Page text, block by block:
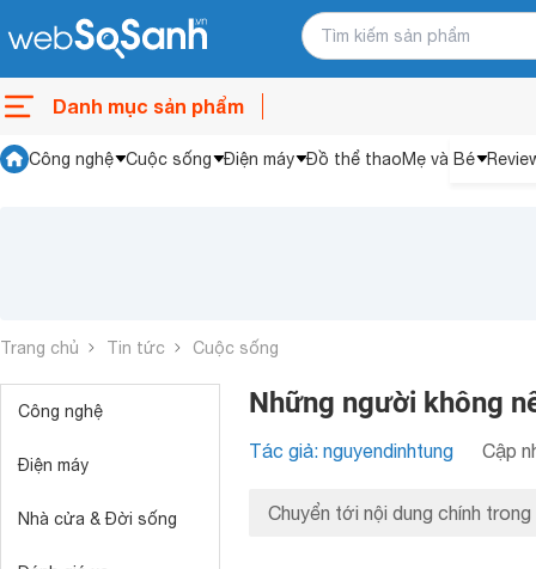
Danh mục sản phẩm
Công nghệ Cuộc sống Điện máy Đồ thể thaoMẹ và Bé
Trang chủ Tin tức Cuộc sống
Công nghệ
Điện máy
Nhà cửa & Đời sống
Những người không
Tác giả: nguyendinhtung Cập
Chuyển tới nội dung chính trong